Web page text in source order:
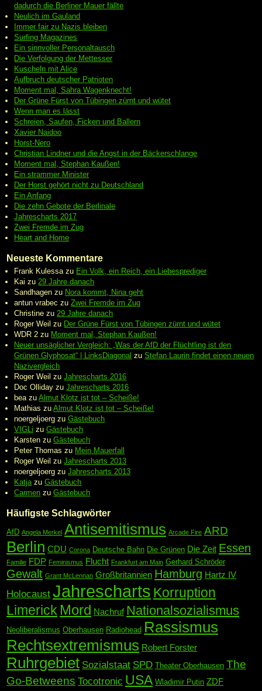
dadurch die Berliner Mauer fällte
Neulich im Gauland
Immer fair zu Nazis bleiben
Surfing Magazines
Ein sinnvoller Personaltausch
Die Verfolgung der Mettesser
Kuscheln mit Alice
Aufbruch deutscher Patrioten
Moment mal, Sahra Wagenknecht!
Der Grüne Fürst von Tübingen zürnt und wütet
Wenn man es lässt
Schreien, Saufen, Ficken und Ballern
Xavier Naidoo
Horst-Nero
Christian Lindner und die Angst in der Bäckerschlange
Moment mal, Stephan Kaußen!
Ein strammer Minister
Der Horst gehört nicht zu Deutschland
Ein Anfang
Die zehn Gebote der Berlinale
Jahrescharts 2017
Zwei Fremde im Zug
Heart and Home
Neueste Kommentare
Frank Kulessa zu Ein Volk, ein Reich, ein Liebesprediger
Kai zu 29 Jahre danach
Sandhagen zu Nora kommt, Nina geht
antun vrabec zuZwei Fremde im Zug
Christine zu 29 Jahre danach
Roger Weil zu Der Grüne Fürst von Tübingen zürnt und wütet
WDR 2 zu Moment mal, Stephan Kaußen!
Neuer unsäglicher Vergleich: „Was der AfD der Flüchtling ist den
Grünen Glyphosat“ | LinksDiagonal zuStefan Laurin findet einen neuen
Nazivergleich
Roger Weil zuJahrescharts 2016
Doc Olliday zuJahrescharts 2016
bea zuAlmut Klotz ist tot – Scheiße!
Mathias zuAlmut Klotz ist tot – Scheiße!
noergeljoerg zuGästebuch
VIGLi zuGästebuch
Karsten zuGästebuch
Peter Thomas zu Mein Mauerfall
Roger Weil zuJahrescharts 2013
noergeljoerg zuJahrescharts 2013
Katja zuGästebuch
Carmen zuGästebuch
Häufigste Schlagwörter
AfD Angela Merkel Antisemitismus Arcade Fire ARD
Berlin CDU Corona Deutsche Bahn Die Grünen Die Zeit Essen
Familie FDP Feminismus Flucht Frankfurt am Main Gerhard Schröder
Gewalt Grant McLennan Großbritannien Hamburg Hartz IV
Holocaust Jahrescharts Korruption
Limerick Mord Nachruf Nationalsozialismus
Neoliberalismus Oberhausen Radiohead Rassismus
Rechtsextremismus Robert Forster
Ruhrgebiet Sozialstaat SPD Theater Oberhausen The
Go-Betweens Tocotronic USA Wladimir Putin ZDF